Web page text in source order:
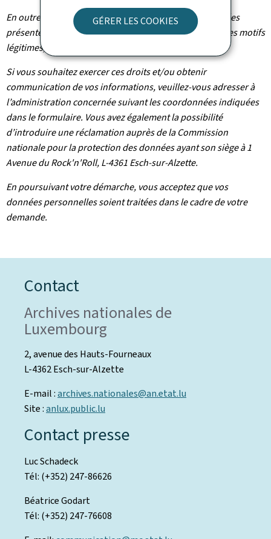
GÉRER LES COOKIES
En outre et excepté le cas où le traitement de vos données
présente un caractère obligatoire, vous pouvez, pour des motifs
légitimes, vous y opposer.
Si vous souhaitez exercer ces droits et/ou obtenir
communication de vos informations, veuillez-vous adresser à
l’administration concernée suivant les coordonnées indiquées
dans le formulaire. Vous avez également la possibilité
d’introduire une réclamation auprès de la Commission
nationale pour la protection des données ayant son siège à 1
Avenue du Rock'n'Roll, L-4361 Esch-sur-Alzette.
En poursuivant votre démarche, vous acceptez que vos
données personnelles soient traitées dans le cadre de votre
demande.
Contact
Archives nationales de
Luxembourg
2, avenue des Hauts-Fourneaux
L-4362 Esch-sur-Alzette
E-mail :archives.nationales@an.etat.lu
Site :anlux.public.lu
Contact presse
Luc Schadeck
Tél: (+352) 247-86626
Béatrice Godart
Tél: (+352) 247-76608